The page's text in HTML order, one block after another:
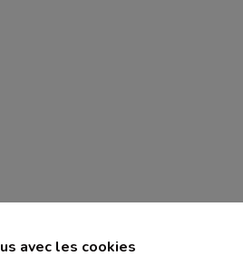
avec les cookies